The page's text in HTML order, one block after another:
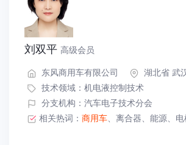
刘双平 高级会员
东风商用车有限公司
湖北省 武
技术领域： 机电液控制技术
分支机构：汽车电子技术分会
相关热词： 商用车、 离合器、 能源、